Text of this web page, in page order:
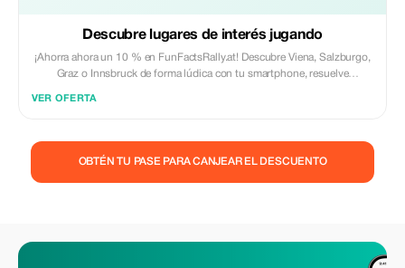
Descubre lugares de interés jugando
¡Ahorra ahora un 10 % en FunFactsRally.at! Descubre Viena, Salzburgo,
Graz o Innsbruck de forma lúdica con tu smartphone, resuelve
VER OFERTA
OBTÉN TU PASE PARA CANJEAR EL DESCUENTO